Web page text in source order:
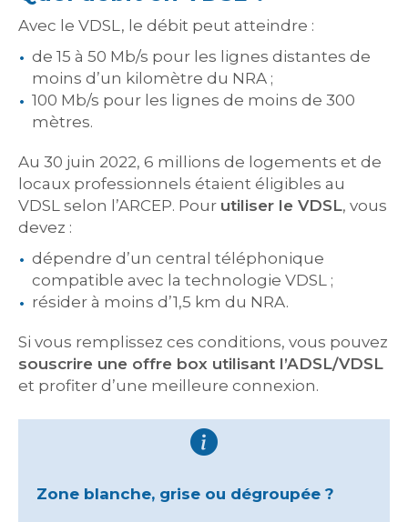
Avec le VDSL, le débit peut atteindre :
de 15 à 50 Mb/s pour les lignes distantes de
moins d’un kilomètre du NRA ;
100 Mb/s pour les lignes de moins de 300
mètres.
Au 30 juin 2022, 6 millions de logements et de
locaux professionnels étaient éligibles au
VDSL selon l’ARCEP. Pour utiliser le VDSL, vous
devez :
dépendre d’un central téléphonique
compatible avec la technologie VDSL ;
résider à moins d’1,5 km du NRA.
Si vous remplissez ces conditions, vous pouvez
souscrire une offre box utilisant l’ADSL/VDSL
et profiter d’une meilleure connexion.
Zone blanche, grise ou dégroupée ?